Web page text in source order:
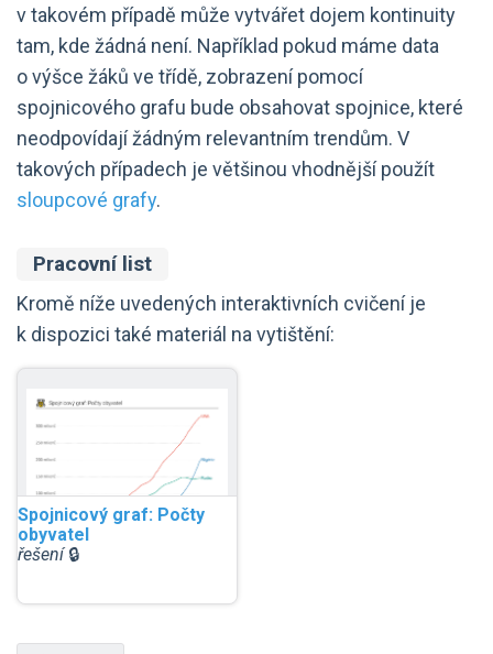
v takovém případě může vytvářet dojem kontinuity
tam, kde žádná není. Například pokud máme data
o výšce žáků ve třídě, zobrazení pomocí
spojnicového grafu bude obsahovat spojnice, které
neodpovídají žádným relevantním trendům. V
takových případech je většinou vhodnější použít
sloupcové grafy.
Pracovní list
Kromě níže uvedených interaktivních cvičení je
k dispozici také materiál na vytištění:
Spojnicový graf: Počty
obyvatel
řešení🔒